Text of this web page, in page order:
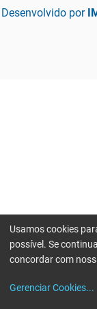
Desenvolvido por
Usamos cookies
possível. Se
concordar com
Gerenciar Cookies...
Erro ao enviar